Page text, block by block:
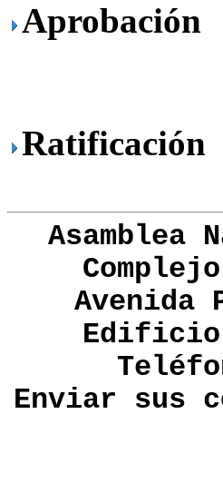
Aprobación
Ratificación
Asamblea
Avenida
Edificio
Enviar sus